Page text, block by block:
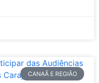
CANAÃ E REGIÃO